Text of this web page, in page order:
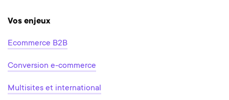
Vos enjeux
Ecommerce B2B
Conversion e-commerce
Multisites et international